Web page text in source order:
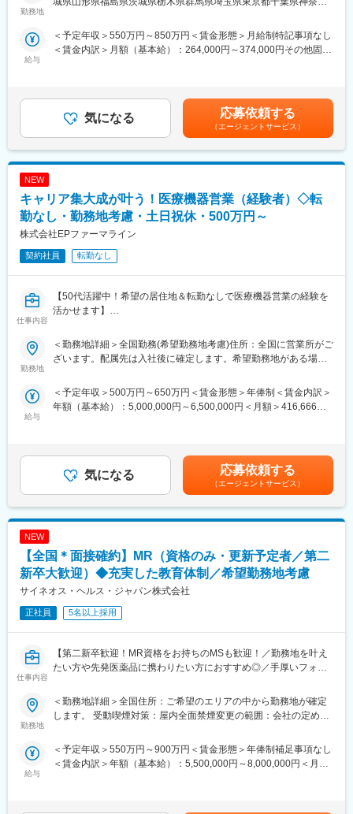
として結果を出せるように万全のサポート体制を整えています。
(3)豊富なプロジェクト数、50社を超える多数の取引メーカー：同
年代のMRの方が活躍されています。
■中途入社社員の年収例
・入社3年目（MR経験者）28歳：642万（月給＋日当＋住宅手
当）
・入社5年目（MR経験者）33歳：712万（月給＋日当＋住宅手
当）
変更の範囲：会社の定める業務
業規模、製品領域などのバランスを考慮しながら、常時60以上の
プロジェクトが稼働しています。
■年齢も経験も多様な人財が活躍
シミック・イニジオはほぼ全員が中途採用です。それぞれ異なる
バックグラウンドを持ち、その経験を活かして活動しています。
社員の年齢分布も幅広く、20代～60代まで在籍しています。社員
業を支える重要な要素です。
■人財育成への積極投資
シミック・イニジオにとってサービス品質の源泉となるのは人財
です。
そのため人財育成・能力開発は重要施策と位置づけ、積極的な投
でなく、変化する時代に対応するビジネススキル習得も含め階層
ごとにプログラムを展開し、会社全体の価値を高める取り組みを
■家族も安心な手厚い福利厚生
社員がワークライフバランスをとりながらパフォーマンスを発揮
ライベートも充実して活躍できるよう、福利厚生制度を整備して
います。
■社内認定資格制度
製薬企業での開発パイプラインの変化にともない、当社において
はオンコロジーをはじめスペシャリティ領域のプロジェクトが増
加しています。またスペシャリティ領域については社員の関心も
認定資格制度を設けています。現在はオンコロジー分野で「血液
がん」と「固形がん」の2つのコースが展開されています。
勤務地
全面禁煙
給与
＜予定年収＞550万円～850万円＜賃金形態＞月給制特記事項なし
＜賃金内訳＞月額（基本給）：264,000円～374,000円その他固定
を全額支給 ■賞与年2回（昨年度実績4.2ヶ月）、報酬改定年1回■
全国勤務が可能な方は、初回給与時に30万円の一時金を支給賃金
はあくまでも目安の金額であり、選考を通じて上下する可能性が
あります。月給(月額)は固定手当を含めた表記です。
気になる 応募依頼する
（エージェントサービス）
NEW
キャリア集大成が叶う！医療機器営業（経験者）◇転
勤なし・勤務地考慮・土日祝休・500万円～
株式会社EPファーマライン
契約社員 転勤なし
仕事内容
【50代活躍中！希望の居住地＆転勤なしで医療機器営業の経験を
活かせます】
【はじめに】
大手CSO、EPファーマラインでは医療機器営業においてベテラン
方が可能です。
主に医療機器メーカーを早期退職したメンバー、介護などで短期
【業務内容】
入社後は配属前研修を受けたのち、当社クライアントである医療
機器メーカーへ配属されます。
行っていただくお仕事は、医療機器メーカーとして製品のシェア
医療機器営業時代に培った経験をそのまま活かしていただきま
す。
今までのご経験を活かせるプロジェクトをご提案いたします。
【EPファーマラインでキャリアを築くメリット】
業界のご経験があっても、会社が異なれば「当たり前」も異なり
ます。
1人のプロジェクトマネージャーが管理する営業は約20名程度で
あり、相談事があればいつでも連絡できる距離感です。
長期的な視点での相談も可能です。ぜひ頼ってください。
勤務地
＜勤務地詳細＞全国勤務(希望勤務地考慮)住所：全国に営業所がご
ざいます。配属先は入社後に確定します。希望勤務地がある場合
ます。）変更の範囲：会社の定める事業所
給与
＜予定年収＞500万円～650万円＜賃金形態＞年俸制＜賃金内訳＞
年額（基本給）：5,000,000円～6,500,000円＜月額＞416,666円
気になる 応募依頼する
（エージェントサービス）
NEW
【全国＊面接確約】MR（資格のみ・更新予定者／第二
新卒大歓迎）◆充実した教育体制／希望勤務地考慮
サイネオス・ヘルス・ジャパン株式会社
正社員 5名以上採用
仕事内容
【第二新卒歓迎！MR資格をお持ちのMSも歓迎！／勤務地を叶え
たい方や先発医薬品に携わりたい方におすすめ◎／手厚いフォロ
【はじめに】
浅い方もMRとしてスキルが身に着く環境です。外資製薬メーカー
やバイオベンチャーとの繋がりが強く最先端の医薬品に携われる
勤務地
＜勤務地詳細＞全国住所：ご希望のエリアの中から勤務地が確定
します。 受動喫煙対策：屋内全面禁煙変更の範囲：会社の定める
給与
＜予定年収＞550万円～900万円＜賃金形態＞年俸制補足事項なし
＜賃金内訳＞年額（基本給）：5,500,000円～8,000,000円＜月額